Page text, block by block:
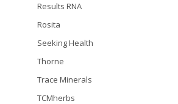
Results RNA
Rosita
Seeking Health
Thorne
Trace Minerals
TCMherbs